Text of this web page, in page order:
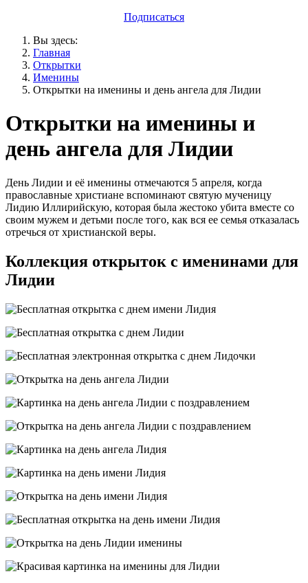
Подписаться
Вы здесь:
Главная
Открытки
Именины
Открытки на именины и день ангела для Лидии
Открытки на именины и
день ангела для Лидии
День Лидии и её именины отмечаются 5 апреля, когда
православные христиане вспоминают святую мученицу
Лидию Иллирийскую, которая была жестоко убита вместе со
своим мужем и детьми после того, как вся ее семья отказалась
отречься от христианской веры.
Коллекция открыток с именинами для
Лидии